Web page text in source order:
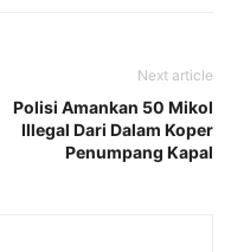
Next article
Polisi Amankan 50 Mikol
Illegal Dari Dalam Koper
Penumpang Kapal